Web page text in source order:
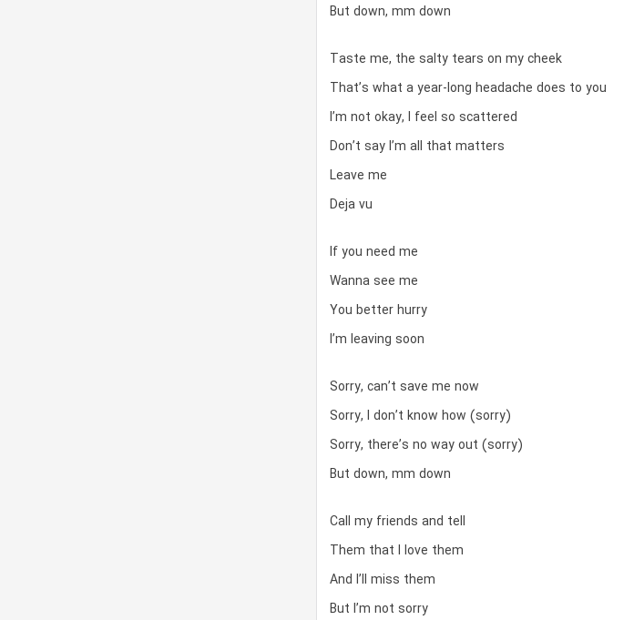
But down, mm down
Taste me, the salty tears on my cheek
That’s what a year-long headache does to you
I’m not okay, I feel so scattered
Don’t say I’m all that matters
Leave me
Deja vu
If you need me
Wanna see me
You better hurry
I’m leaving soon
Sorry, can’t save me now
Sorry, I don’t know how (sorry)
Sorry, there’s no way out (sorry)
But down, mm down
Call my friends and tell
Them that I love them
And I’ll miss them
But I’m not sorry